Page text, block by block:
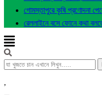
গোমস্তাপুরে কৃষি প্রণোদনা
রেললাইনে বসে ফোনে কথা
,